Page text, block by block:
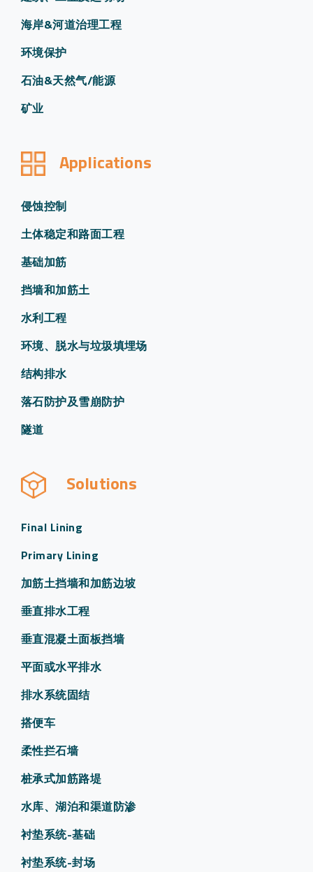
海岸&河道治理工程
环境保护
石油&天然气/能源
矿业
Applications
侵蚀控制
土体稳定和路面工程
基础加筋
挡墙和加筋土
水利工程
环境、脱水与垃圾填埋场
结构排水
落石防护及雪崩防护
隧道
Solutions
Final Lining
Primary Lining
加筋土挡墙和加筋边坡
垂直排水工程
垂直混凝土面板挡墙
平面或水平排水
排水系统固结
搭便车
柔性拦石墙
桩承式加筋路堤
水库、湖泊和渠道防渗
衬垫系统-基础
衬垫系统-封场